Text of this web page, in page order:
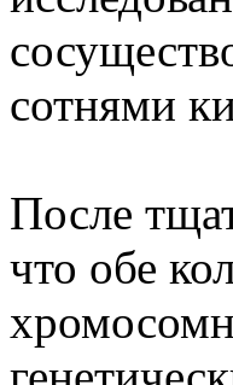
сотнями
После
что обе